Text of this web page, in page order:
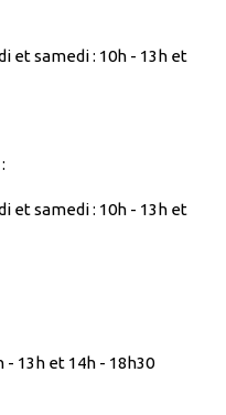
et samedi : 10h - 13h et
et samedi : 10h - 13h et
- 13h et 14h - 18h30